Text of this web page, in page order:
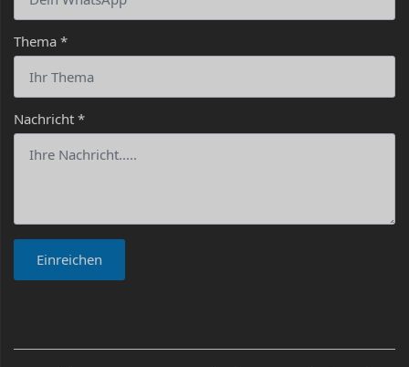
Thema *
Nachricht *
Einreichen